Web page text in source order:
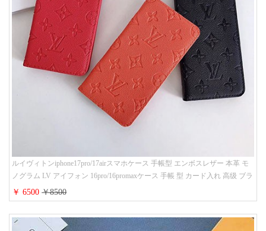
ルイヴィトンiphone17pro/17airスマホケース 手帳型 エンボスレザー 本革 モ
ノグラム LV アイフォン 16pro/16promaxケース 手帳 型 カード入れ 高级 ブラ
ンド iPhone 15/14/13 proケース 手帳型 男女通用 大人かわいい
￥ 6500￥8500